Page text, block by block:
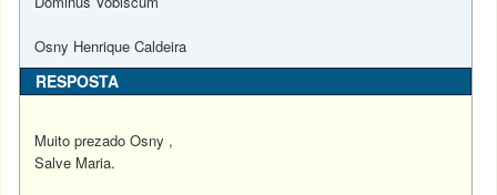
Osny Henrique Caldeira
RESPOSTA
Muito prezado Osny ,
Salve Maria.